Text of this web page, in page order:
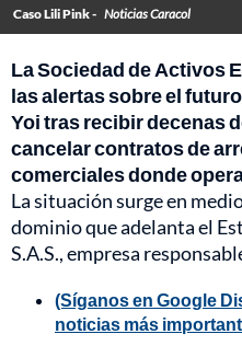
Caso Lili Pink - Noticias Caracol
La Sociedad de Activos
las alertas sobre el
Yoi tras recibir decenas
cancelar contratos de
comerciales donde
La situación surge en
dominio que adelanta el
S.A.S., empresa
(Síganos en Google
noticias más